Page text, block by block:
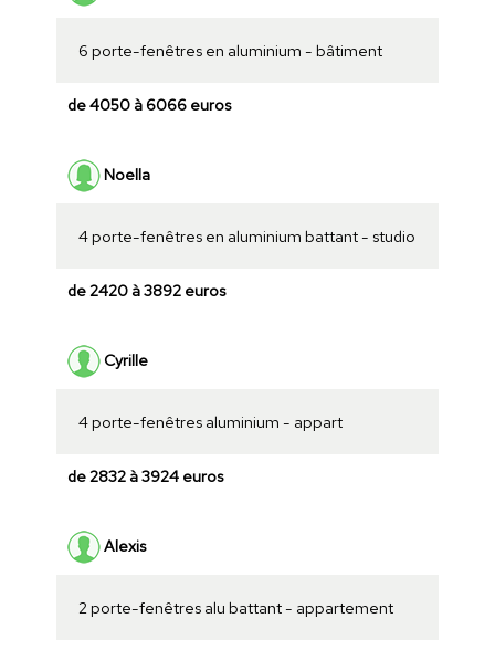
6 porte-fenêtres en aluminium - bâtiment
de 4050 à 6066 euros
Noella
4 porte-fenêtres en aluminium battant - studio
de 2420 à 3892 euros
Cyrille
4 porte-fenêtres aluminium - appart
de 2832 à 3924 euros
Alexis
2 porte-fenêtres alu battant - appartement